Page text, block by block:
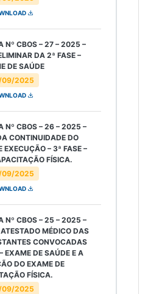
2025
Nº CBOS – 27 – 2025 –
DA 2ª FASE –
DE SAÚDE
2025
Nº CBOS – 26 – 2025 –
CONTINUIDADE DO
EXECUÇÃO – 3ª FASE –
FÍSICA.
2025
Nº CBOS – 25 – 2025 –
MÉDICO DAS
CONVOCADAS
EXAME DE SAÚDE E A
DO EXAME DE
FÍSICA.